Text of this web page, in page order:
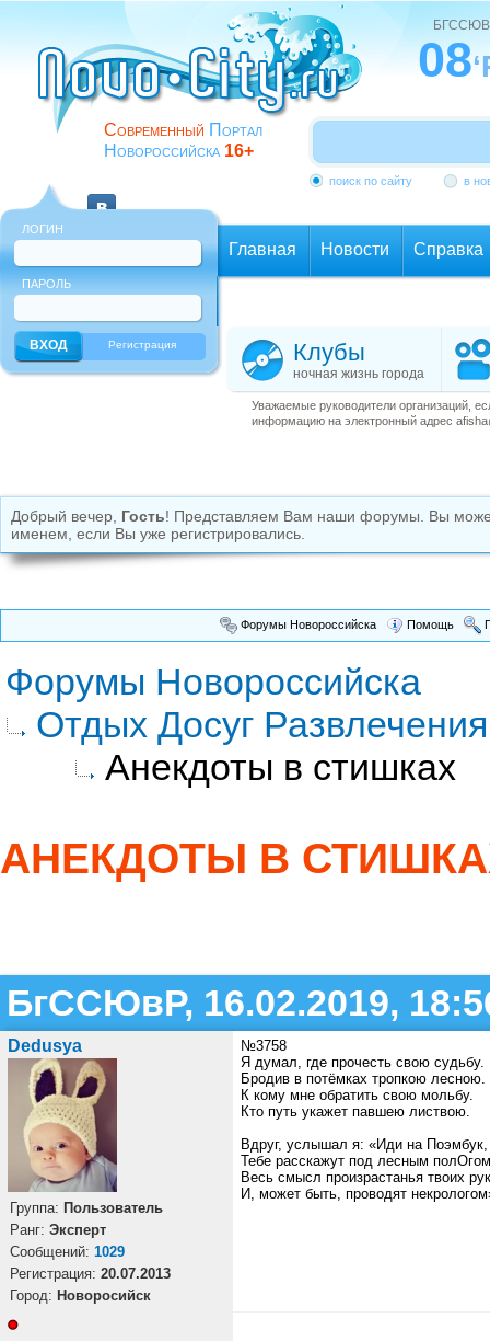
Современный Портал
Новороссийска 16+
08
поиск по сайту в
ЛОГИН
ПАРОЛЬ
Регистрация
Главная Новости Справка
Клубы
ночная жизнь города
Уважаемые руководители организаций,
информацию на электронный адрес
Добрый вечер, Гость! Представляем Вам наши форумы. Вы
именем, если Вы уже регистрировались.
Форумы Новороссийска Помощь
Форумы Новороссийска
Отдых Досуг Развлечения
Анекдоты в стишках
АНЕКДОТЫ В
БгССЮвР, 16.02.2019,
Dedusya
Группа: Пользователь
Ранг: Эксперт
Cообщений: 1029
Регистрация: 20.07.2013
Город: Новоросийск
№3758
Я думал, где прочесть свою судьбу.
Бродив в потёмках тропкою лесною.
К кому мне обратить свою мольбу.
Кто путь укажет павшею листвою.
Вдруг, услышал я: «Иди на Поэмбук,
Тебе расскажут под лесным
Весь смысл произрастанья твоих
И, может быть, проводят